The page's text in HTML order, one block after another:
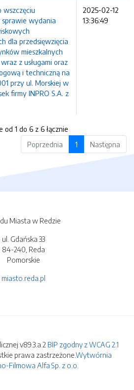
wszczęciu
wydania
dla przedsięwzięcia
mieszkalnych
z usługami oraz
i techniczną na
przy ul. Morskiej w
firmy INPRO S.A. z
2025-02-12
13:36:49
od 1 do 6 z 6 łącznie
Poprzednia
1 Następna
Miasta w Redzie
ul. Gdańska 33
84-240, Reda
Pomorskie
miasto.reda.pl
v89.3.a.2 BIP zgodny z WCAG 2.1
prawa zastrzeżone.Wytwórnia
Filmowa Alfa Sp. z o.o.